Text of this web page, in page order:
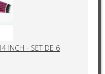
INCH - SET DE 6